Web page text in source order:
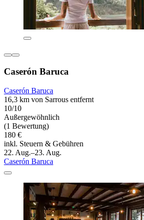
Caserón Baruca
Caserón Baruca
16,3 km von Sarrous entfernt
10/10
Außergewöhnlich
(1 Bewertung)
180 €
inkl. Steuern & Gebühren
22. Aug.–23. Aug.
Caserón Baruca